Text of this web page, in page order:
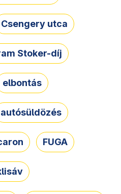
Csengery utca
Stoker-díj
elbontás
autósüldözés
FUGA